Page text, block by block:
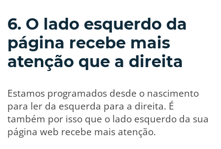
6. O lado esquerdo da
página recebe mais
atenção que a direita
Estamos programados desde o nascimento
para ler da esquerda para a direita. É
também por isso que o lado esquerdo da sua
página web recebe mais atenção.